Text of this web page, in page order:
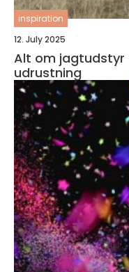
inspiration
12. July 2025
Alt om jagtudstyr
udrustning